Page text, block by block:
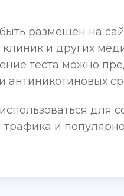
размещен на
и других
теста можно
антиникотиновых
для
и